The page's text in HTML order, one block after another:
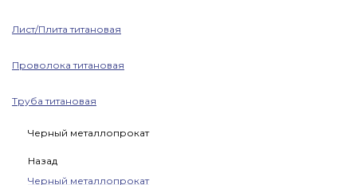
Лист/Плита титановая
Проволока титановая
Труба титановая
Черный металлопрокат
Назад
Черный металлопрокат